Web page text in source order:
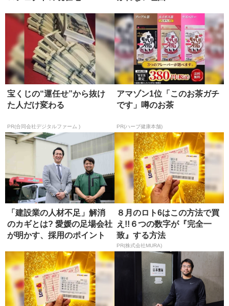
宝くじの“運任せ”から抜け
た人だけ変わる
PR(合同会社デジタルファーム )
アマゾン1位「このお茶ガチ
です」噂のお茶
PR(ハーブ健康本舗)
「建設業の人材不足」解消
のカギとは? 愛媛の足場会社
が明かす、採用のポイント
８月のロト6はこの方法で買
え!!６つの数字が『完全一
致』する方法
PR(株式会社MURA)